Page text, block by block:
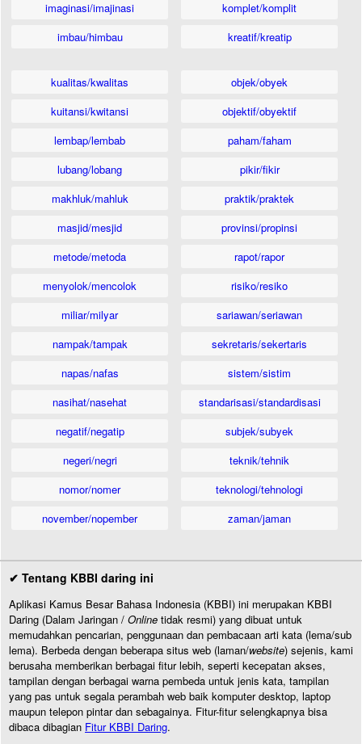
imaginasi/imajinasi
imbau/himbau
komplet/komplit
kreatif/kreatip
kualitas/kwalitas
kuitansi/kwitansi
lembap/lembab
lubang/lobang
makhluk/mahluk
masjid/mesjid
metode/metoda
menyolok/mencolok
miliar/milyar
nampak/tampak
napas/nafas
nasihat/nasehat
negatif/negatip
negeri/negri
nomor/nomer
november/nopember
objek/obyek
objektif/obyektif
paham/faham
pikir/fikir
praktik/praktek
provinsi/propinsi
rapot/rapor
risiko/resiko
sariawan/seriawan
sekretaris/sekertaris
sistem/sistim
standarisasi/standardisasi
subjek/subyek
teknik/tehnik
teknologi/tehnologi
zaman/jaman
✔ Tentang KBBI daring ini
Aplikasi Kamus Besar Bahasa Indonesia (KBBI) ini merupakan KBBI
Daring (Dalam Jaringan / Online tidak resmi) yang dibuat untuk
memudahkan pencarian, penggunaan dan pembacaan arti kata (lema/sub
lema). Berbeda dengan beberapa situs web (laman/website) sejenis, kami
berusaha memberikan berbagai fitur lebih, seperti kecepatan akses,
tampilan dengan berbagai warna pembeda untuk jenis kata, tampilan
yang pas untuk segala perambah web baik komputer desktop, laptop
maupun telepon pintar dan sebagainya. Fitur-fitur selengkapnya bisa
dibaca dibagian Fitur KBBI Daring.